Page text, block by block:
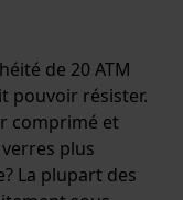
de 20 ATM
pouvoir résister.
comprimé et
plus
La plupart des